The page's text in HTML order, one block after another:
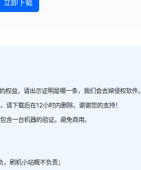
立即下载
益，请出示证明是哪一条，我们会去掉侵权软件。
下载后在12小时内删除。谢谢您的支持！
含一台机器的验证。避免商用。
刷机小站概不负责；